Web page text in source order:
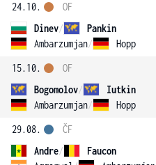
24.10.
Dinev/
Pankin
Ambarzumjan/ Hopp
OF
15.10.
Bogomolov/
Iutkin
Ambarzumjan/ Hopp
OF
29.08.
Andre/
Faucon
ČF